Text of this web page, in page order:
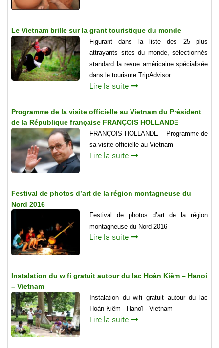
Le Vietnam brille sur la grant touristique du monde
Figurant dans la liste des 25 plus
attrayants sites du monde, sélectionnés
standard la revue américaine spécialisée
dans le tourisme TripAdvisor
Lire la suite
Programme de la visite officielle au Vietnam du Président
de la République française FRANÇOIS HOLLANDE
FRANÇOIS HOLLANDE – Programme de
sa visite officielle au Vietnam
Lire la suite
Festival de photos d’art de la région montagneuse du
Nord 2016
Festival de photos d’art de la région
montagneuse du Nord 2016
Lire la suite
Instalation du wifi gratuit autour du lac Hoàn Kiêm – Hanoi
– Vietnam
Instalation du wifi gratuit autour du lac
Hoàn Kiêm - Hanoï - Vietnam
Lire la suite